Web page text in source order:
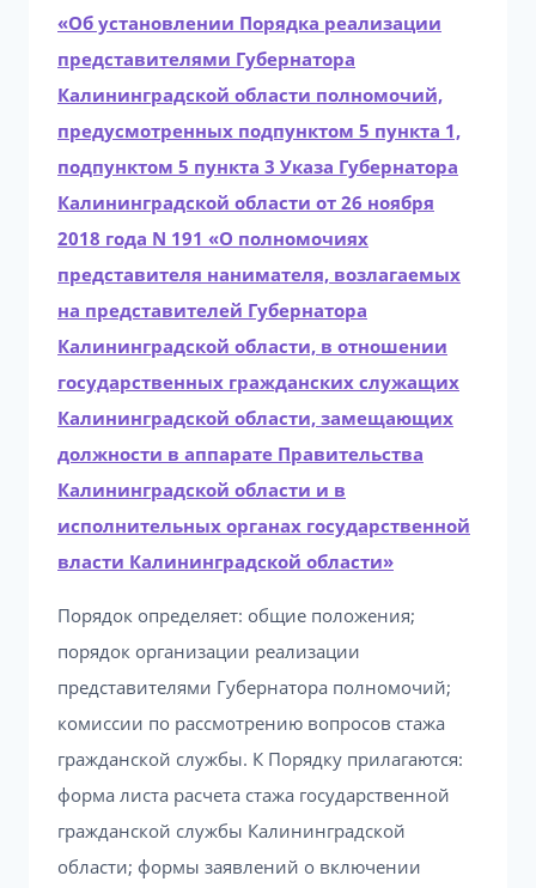
«Об установлении Порядка реализации
представителями Губернатора
Калининградской области полномочий,
предусмотренных подпунктом 5 пункта 1,
подпунктом 5 пункта 3 Указа Губернатора
Калининградской области от 26 ноября
2018 года N 191 «О полномочиях
представителя нанимателя, возлагаемых
на представителей Губернатора
Калининградской области, в отношении
государственных гражданских служащих
Калининградской области, замещающих
должности в аппарате Правительства
Калининградской области и в
исполнительных органах государственной
власти Калининградской области»
Порядок определяет: общие положения;
порядок организации реализации
представителями Губернатора полномочий;
комиссии по рассмотрению вопросов стажа
гражданской службы. К Порядку прилагаются:
форма листа расчета стажа государственной
гражданской службы Калининградской
области; формы заявлений о включении